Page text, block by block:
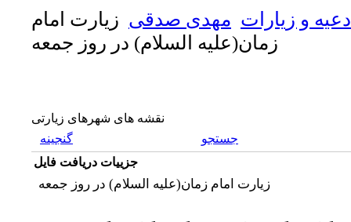
و زیارات مهدی صدقی زیارت امام
زمان(علیه السلام) در روز جمعه
نقشه های شهرهای زیارتی
گنجینه
جستجو
جزییات دریافت فایل